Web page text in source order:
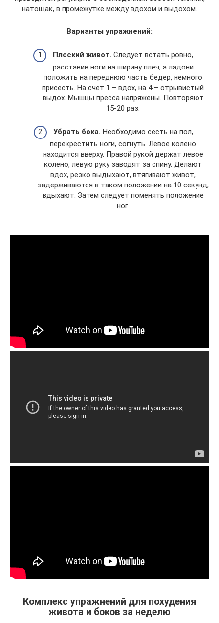
натощак, в промежутке между вдохом и выдохом.
Варианты упражнений:
Плоский живот. Следует встать ровно,
расставив ноги на ширину плеч, а ладони
положить на переднюю часть бедер, немного
присесть. На счет 1 – вдох, на 4 – отрывистый
выдох. Мышцы пресса напряжены. Повторяют
15-20 раз.
Убрать бока. Необходимо сесть на пол,
перекрестить ноги, согнуть. Левое колено
находится вверху. Правой рукой держат левое
колено, левую руку заводят за спину. Делают
вдох, резко выдыхают, втягивают живот,
задерживаются в таком положении на 10 секунд,
вдыхают. Затем следует поменять положение
ног.
Комплекс упражнений для похудения
живота и боков за неделю